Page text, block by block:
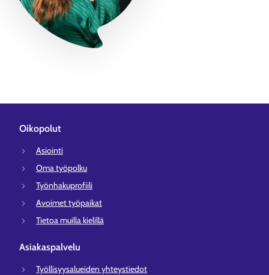
Oikopolut
Asiointi
Oma työpolku
Työnhakuprofiili
Avoimet työpaikat
Tietoa muilla kielillä
Asiakaspalvelu
Työllisyysalueiden yhteystiedot